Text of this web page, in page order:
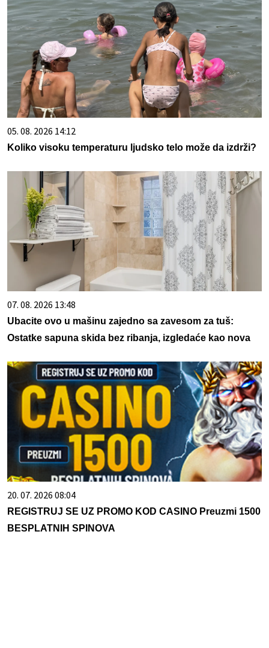
05. 08. 2026 14:12
Koliko visoku temperaturu ljudsko telo može da izdrži?
07. 08. 2026 13:48
Ubacite ovo u mašinu zajedno sa zavesom za tuš:
Ostatke sapuna skida bez ribanja, izgledaće kao nova
20. 07. 2026 08:04
REGISTRUJ SE UZ PROMO KOD CASINO Preuzmi 1500
BESPLATNIH SPINOVA